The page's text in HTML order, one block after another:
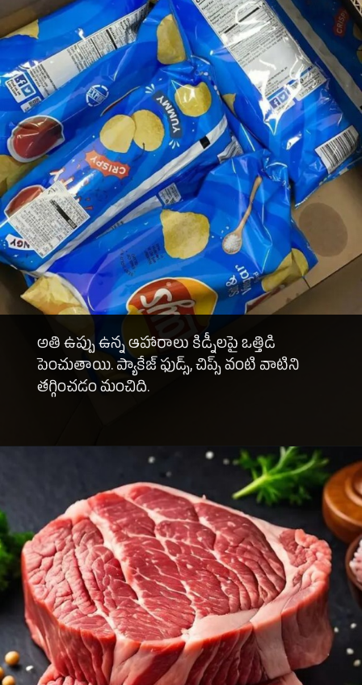
అతి ఉప్పు ఉన్న ఆహారాలు కిడ్నీలపై ఒత్తిడి
పెంచుతాయి. ప్యాకేజ్ ఫుడ్స్, చిప్స్ వంటి వాటిని
తగ్గించడం మంచిది.